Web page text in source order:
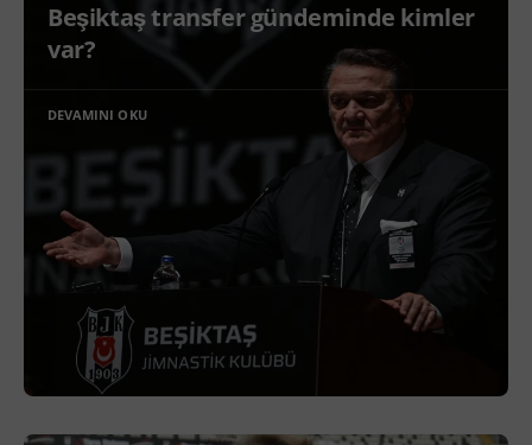
Beşiktaş transfer gündeminde kimler
var?
DEVAMINI OKU